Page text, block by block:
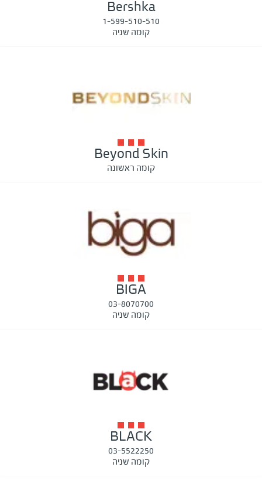
Bershka
1-599-510-510
קומה שניה
Beyond Skin
קומה ראשונה
BIGA
03-8070700
קומה שניה
BLACK
03-5522250
קומה שניה